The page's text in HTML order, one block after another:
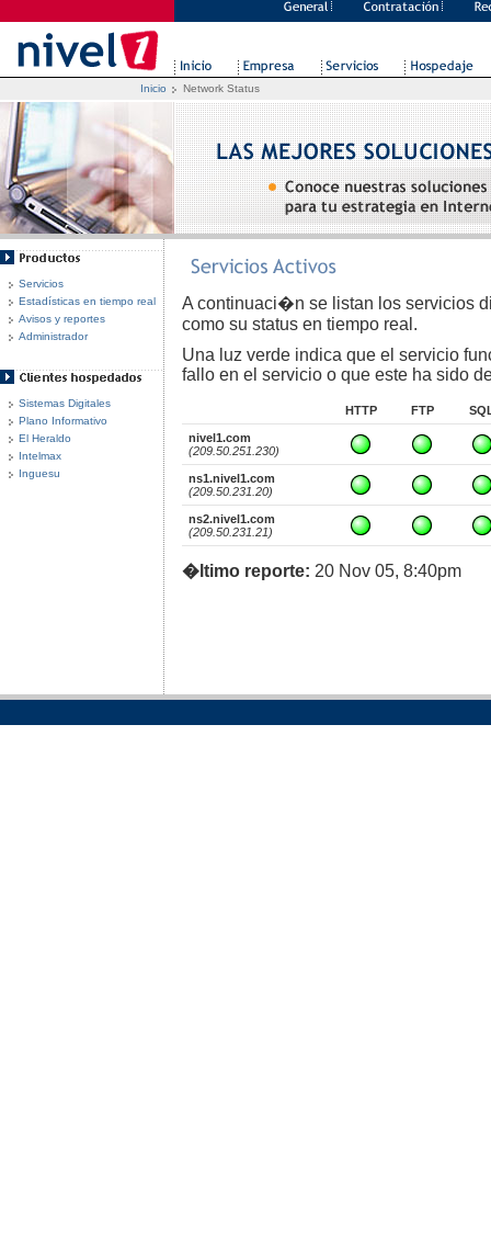
Inicio Network Status
Servicios
Estadísticas en tiempo real
Avisos y reportes
Administrador
Sistemas Digitales
Plano Informativo
El Heraldo
Intelmax
Inguesu
A continuaci�n se listan los servicios
como su status en tiempo real.
Una luz verde indica que el servicio
fallo en el servicio o que este ha sido
HTTP FTP
nivel1.com
(209.50.251.230)
ns1.nivel1.com
(209.50.231.20)
ns2.nivel1.com
(209.50.231.21)
�ltimo reporte: 20 Nov 05, 8:40pm